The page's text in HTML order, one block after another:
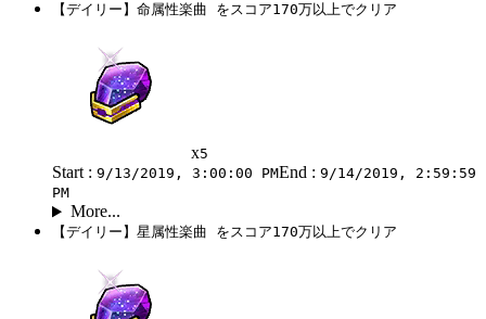
【デイリー】命属性楽曲 をスコア170万以上でクリア
x5
Start : 9/13/2019, 3:00:00 PMEnd : 9/14/2019, 2:59:59
PM
More...
【デイリー】星属性楽曲 をスコア170万以上でクリア